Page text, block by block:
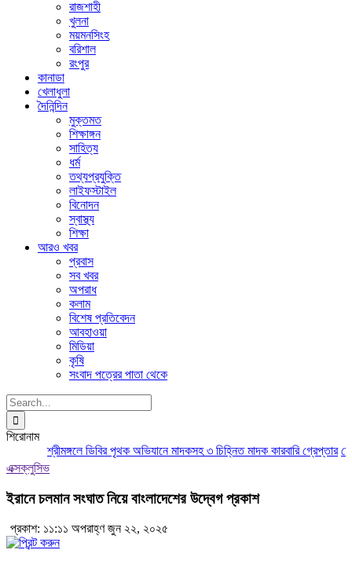
রাজশাহী
খুলনা
ময়মনসিংহ
বরিশাল
রংপুর
কানাডা
খেলাধুলা
দৈনিন্দিন
মুক্তমত
শিক্ষাঙ্গন
সাহিত্য
ধর্ম
তথ্যপ্রযুক্তি
লাইফস্টাইল
বিনোদন
স্বাস্থ্য
শিক্ষা
আরও খবর
প্রবাস
সব খবর
অপরাধ
কলাম
বিশেষ প্রতিবেদন
আবহাওয়া
মিডিয়া
কৃষি
সংবাদ পত্রের পাতা থেকে
Search
for:
শিরোনাম
শ্রীমঙ্গলে ডিবির পৃথক অভিযানে মাদকসহ ৩ চিহ্নিত মাদক কারবারি গ্রেপ্তার
এক্সক্লুসিভ
ইরানে চলমান সংঘাত নিয়ে বাংলাদেশের উদ্বেগ প্রকাশ
প্রকাশ: ১১:১১ অপরাহ্ণ জুন ২২, ২০২৫